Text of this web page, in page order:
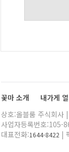
꽃마 소개 내가게
상호:올블룸 주식회사
사업자등록번호:105-
대표전화:1644-8422 |